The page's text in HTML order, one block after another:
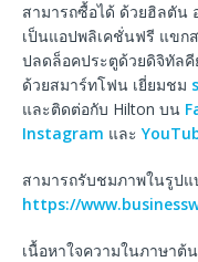
สามารถซื้อได้ ด้วยฮิลตัน
เป็นแอปพลิเคชั่นฟรี แขก
ปลดล็อคประตูด้วยดิจิทัลคี
ด้วยสมาร์ทโฟน เยี่ยมชม
และติดต่อกับ Hilton บน
Instagram และ
สามารถรับชมภาพในรูปแ
https://
เนื้อหาใจความในภาษา